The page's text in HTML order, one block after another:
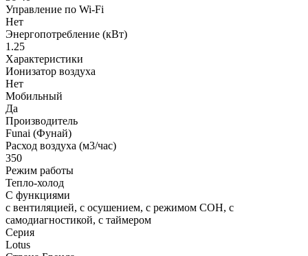
Управление по Wi-Fi
Нет
Энергопотребление (кВт)
1.25
Характеристики
Ионизатор воздуха
Нет
Мобильный
Да
Производитель
Funai (Фунай)
Расход воздуха (м3/час)
350
Режим работы
Тепло-холод
С функциями
с вентиляцией, с осушением, с режимом СОН, с
самодиагностикой, с таймером
Серия
Lotus